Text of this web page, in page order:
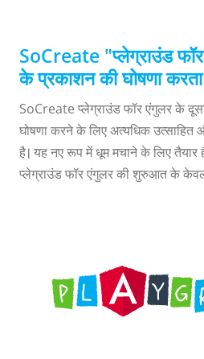
SoCreate "प्लेग्राउंड
के प्रकाशन की घोषणा
SoCreate प्लेग्राउंड फॉर एंगुलर के
घोषणा करने के लिए अत्यधिक उत्साहित
है। यह नए रूप में धूम मचाने के लिए तैयार
प्लेग्राउंड फॉर एंगुलर की शुरुआत के
एप्लीकेशन बनाते हैं? क्या आप प्लेग्राउंड
यदि नहीं तो आपको निश्चित रूप से करना
क्या है? यदि आप हमारे सैंडबॉक्स